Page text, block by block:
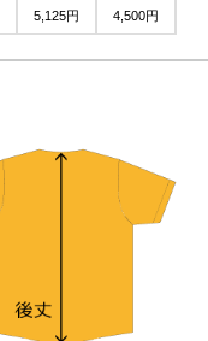
5,125円 4,500円